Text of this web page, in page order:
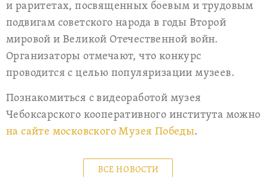
и раритетах, посвященных боевым и трудовым
подвигам советского народа в годы Второй
мировой и Великой Отечественной войн.
Организаторы отмечают, что конкурс
проводится с целью популяризации музеев.
Познакомиться с видеоработой музея
Чебоксарского кооперативного института можно
на сайте московского Музея Победы.
ВСЕ НОВОСТИ